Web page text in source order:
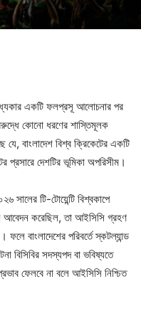
একটি ফলপ্রসূ আলোচনার পর
কোনো ধরণের শাস্তিমূলক
বাংলাদেশ বিশ্ব ক্রিকেটের একটি
প্রসারে দেশটির ভূমিকা অপরিসীম।
সালের টি-টোয়েন্টি বিশ্বকাপে
আবেদন করেছিল, তা আইসিসি গ্রহণ
ফলে বাংলাদেশের পরিবর্তে স্কটল্যান্ড
সদস্যপদ বা ভবিষ্যতে
ফেলবে না বলে আইসিসি নিশ্চিত